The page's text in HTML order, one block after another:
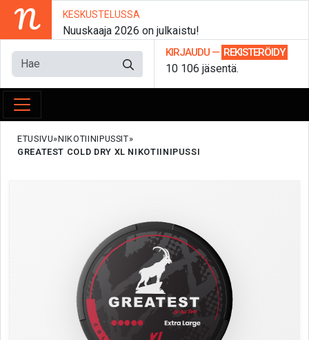
N KESKUSTELUSSA
Nuuskaaja 2026 on julkaistu!
KIRJAUDU — REKISTERÖIDY
10 106 jäsentä.
ETUSIVU NIKOTIINIPUSSIT
GREATEST COLD DRY XL NIKOTIINIPUSSI